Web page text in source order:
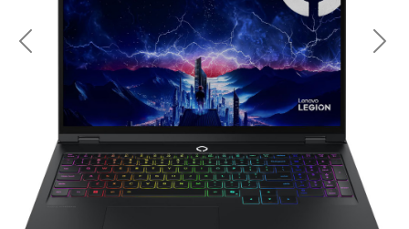
<< Предишна